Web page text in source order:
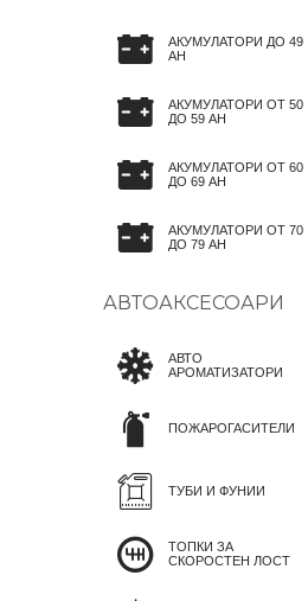
АКУМУЛАТОРИ ДО 49
AH
АКУМУЛАТОРИ ОТ 50
ДО 59 AH
АКУМУЛАТОРИ ОТ 60
ДО 69 AH
АКУМУЛАТОРИ ОТ 70
ДО 79 AH
АВТОАКСЕСОАРИ
АВТО
АРОМАТИЗАТОРИ
ПОЖАРОГАСИТЕЛИ
ТУБИ И ФУНИИ
ТОПКИ ЗА
СКОРОСТЕН ЛОСТ